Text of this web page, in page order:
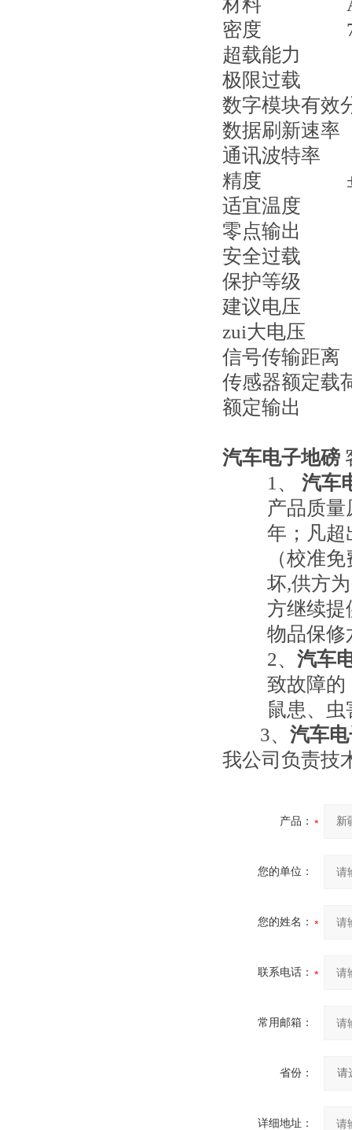
材料
密度
超载能
极限过
数字模块有效
数据刷新
通讯波特
精度
适宜温
零点输
安全过
保护等
建议电
zui大电
信号传输
传感器额
额定输
汽车电子地磅
1 、
汽车
产品质
年；凡超
（校准
坏,供方
方继续提
物品保修
2、 汽车
致故障的
鼠患、
3、 汽车
我公司负责技
产品：
您的单位：
您的姓名：
联系电话：
常用邮箱：
省份：
详细地址：